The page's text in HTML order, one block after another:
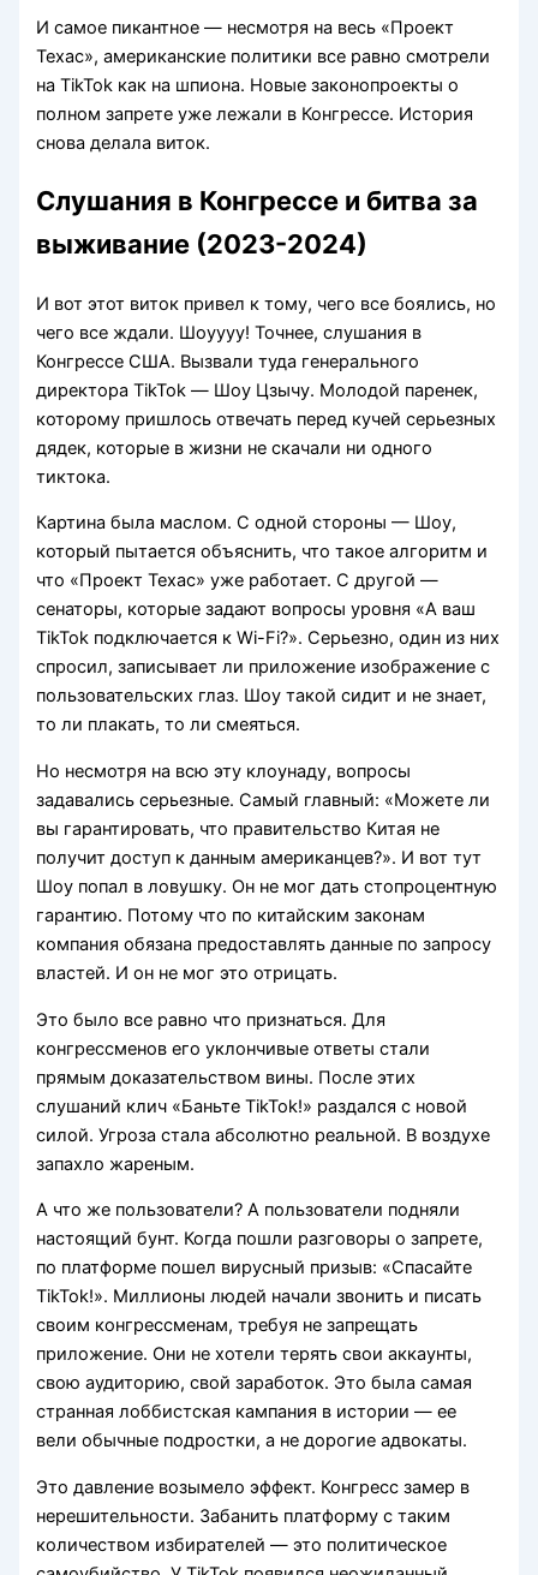
И самое пикантное — несмотря на весь «Проект
Техас», американские политики все равно смотрели
на TikTok как на шпиона. Новые законопроекты о
полном запрете уже лежали в Конгрессе. История
снова делала виток.
Слушания в Конгрессе и битва за
выживание (2023-2024)
И вот этот виток привел к тому, чего все боялись, но
чего все ждали. Шоуууу! Точнее, слушания в
Конгрессе США. Вызвали туда генерального
директора TikTok — Шоу Цзычу. Молодой паренек,
которому пришлось отвечать перед кучей серьезных
дядек, которые в жизни не скачали ни одного
тиктока.
Картина была маслом. С одной стороны — Шоу,
который пытается объяснить, что такое алгоритм и
что «Проект Техас» уже работает. С другой —
сенаторы, которые задают вопросы уровня «А ваш
TikTok подключается к Wi-Fi?». Серьезно, один из них
спросил, записывает ли приложение изображение с
пользовательских глаз. Шоу такой сидит и не знает,
то ли плакать, то ли смеяться.
Но несмотря на всю эту клоунаду, вопросы
задавались серьезные. Самый главный: «Можете ли
вы гарантировать, что правительство Китая не
получит доступ к данным американцев?». И вот тут
Шоу попал в ловушку. Он не мог дать стопроцентную
гарантию. Потому что по китайским законам
компания обязана предоставлять данные по запросу
властей. И он не мог это отрицать.
Это было все равно что признаться. Для
конгрессменов его уклончивые ответы стали
прямым доказательством вины. После этих
слушаний клич «Баньте TikTok!» раздался с новой
силой. Угроза стала абсолютно реальной. В воздухе
запахло жареным.
А что же пользователи? А пользователи подняли
настоящий бунт. Когда пошли разговоры о запрете,
по платформе пошел вирусный призыв: «Спасайте
TikTok!». Миллионы людей начали звонить и писать
своим конгрессменам, требуя не запрещать
приложение. Они не хотели терять свои аккаунты,
свою аудиторию, свой заработок. Это была самая
странная лоббистская кампания в истории — ее
вели обычные подростки, а не дорогие адвокаты.
Это давление возымело эффект. Конгресс замер в
нерешительности. Забанить платформу с таким
количеством избирателей — это политическое